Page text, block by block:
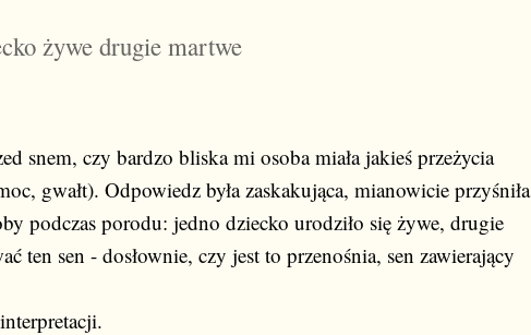
żywe drugie martwe
snem, czy bardzo bliska mi osoba miała jakieś przeżycia
gwałt). Odpowiedz była zaskakująca, mianowicie przyśniła
podczas porodu: jedno dziecko urodziło się żywe, drugie
ten sen - dosłownie, czy jest to przenośnia, sen zawierający